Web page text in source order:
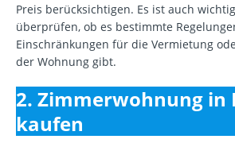
Preis berücksichtigen. Es ist auch
überprüfen, ob es bestimmte
Einschränkungen für die Vermietung
der Wohnung gibt.
2. Zimmerwohnung in
kaufen